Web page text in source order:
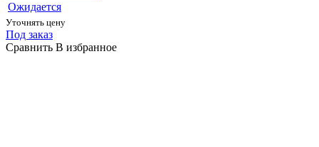
Ожидается
Уточнять цену
Под заказ
Сравнить В избранное